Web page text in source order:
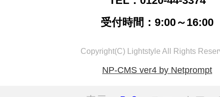
受付時間：9:00～16:00
Copyright(C) Lightstyle All Rights
NP-CMS ver4 by Netprompt